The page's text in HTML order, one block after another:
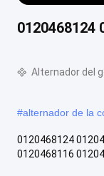
0120468124
Alternador del
#alternador de la
0120468124
0120468116